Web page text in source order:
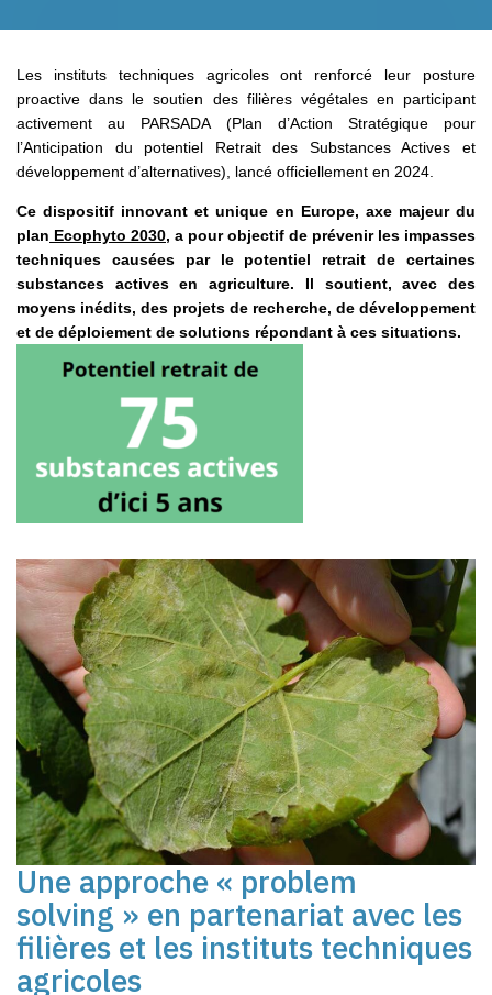
Les instituts techniques agricoles ont renforcé leur posture
proactive dans le soutien des filières végétales en participant
activement au PARSADA (Plan d’Action Stratégique pour
l’Anticipation du potentiel Retrait des Substances Actives et
développement d’alternatives), lancé officiellement en 2024.
Ce dispositif innovant et unique en Europe, axe majeur du
plan Ecophyto 2030, a pour objectif de prévenir les impasses
techniques causées par le potentiel retrait de certaines
substances actives en agriculture. Il soutient, avec des
moyens inédits, des projets de recherche, de développement
et de déploiement de solutions répondant à ces situations.
Une approche « problem
solving » en partenariat avec les
filières et les instituts techniques
agricoles